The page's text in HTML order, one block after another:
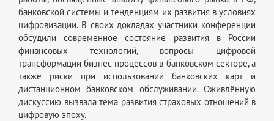
банковской системы и тенденциям их развития в условиях
цифровизации. В своих докладах участники конференции
обсудили современное состояние развития в России
финансовых технологий, вопросы цифровой
трансформации бизнес-процессов в банковском секторе, а
также риски при использовании банковских карт и
дистанционном банковском обслуживании. Оживлённую
дискуссию вызвала тема развития страховых отношений в
цифровую эпоху.